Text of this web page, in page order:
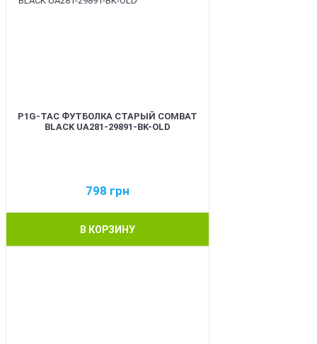
P1G-TAC ФУТБОЛКА СТАРЫЙ COMBAT
BLACK UA281-29891-BK-OLD
798 грн
В КОРЗИНУ